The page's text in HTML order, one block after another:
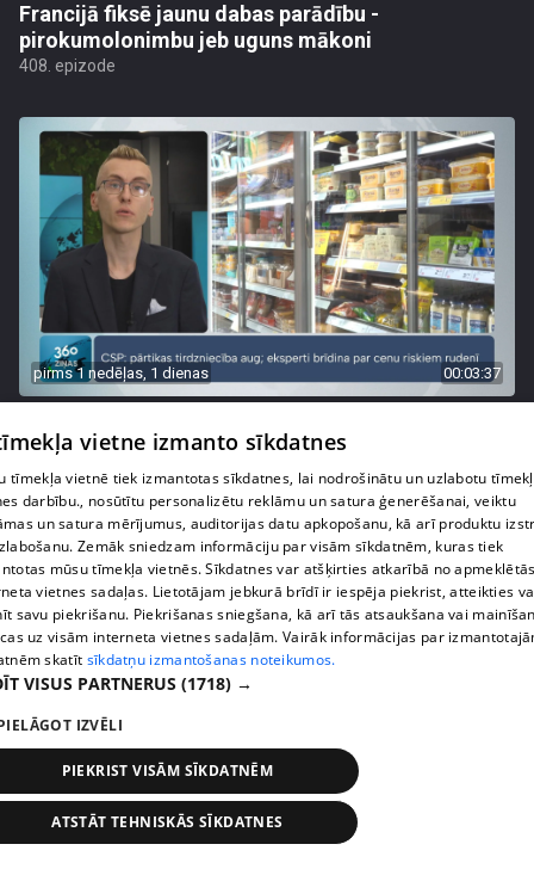
Francijā fiksē jaunu dabas parādību -
pirokumolonimbu jeb uguns mākoni
408. epizode
pirms 1 nedēļas, 1 dienas 00:03:37
tiešām samazina kopējo čeku?
pirms 1 nedēļas, 1 dienas
Latvijā pirmajā Simulāciju centrā mediķi trenēsies
glābt dzīvības
vietne izmanto sīkdatnes
tīmekļa vietnē tiek izmantotas sīkdatnes, lai nodrošinātu un uzlabotu
darbību., nosūtītu personalizētu reklāmu un satura ģenerēšanai, veiktu
un satura mērījumus, auditorijas datu apkopošanu, kā arī produktu
Zemāk sniedzam informāciju par visām sīkdatnēm, kuras tiek
mūsu tīmekļa vietnēs. Sīkdatnes var atšķirties atkarībā no
vietnes sadaļas. Lietotājam jebkurā brīdī ir iespēja piekrist, atteikties
savu piekrišanu. Piekrišanas sniegšana, kā arī tās atsaukšana vai
uz visām interneta vietnes sadaļām. Vairāk informācijas par
skatīt sīkdatņu izmantošanas noteikumos.
VISUS PARTNERUS (1718) →
IZVĒLI
PIEKRIST VISĀM SĪKDATNĒM
ATSTĀT TEHNISKĀS SĪKDATNES